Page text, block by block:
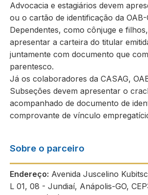
Advocacia e estagiários devem
ou o cartão de identificação da OAB-
Dependentes, como cônjuge e
apresentar a carteira do titular
juntamente com documento que
parentesco.
Já os colaboradores da CASAG,
Subseções devem apresentar o
acompanhado de documento de
comprovante de vínculo
Sobre o parceiro
Endereço: Avenida Juscelino
L 01, 08 - Jundiaí, Anápolis-GO,